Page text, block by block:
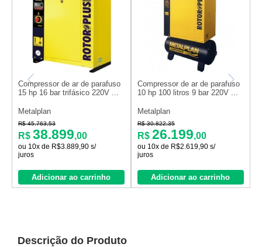
Compressor de ar de parafuso
15 hp 16 bar trifásico 220V ...
Metalplan
R$ 45.763,53
R$ 38.899,00
ou 10x de R$3.889,90 s/
juros
Adicionar ao carrinho
Compressor de ar de parafuso
10 hp 100 litros 9 bar 220V ...
Metalplan
R$ 30.822,35
R$ 26.199,00
ou 10x de R$2.619,90 s/
juros
Adicionar ao carrinho
Descrição do Produto